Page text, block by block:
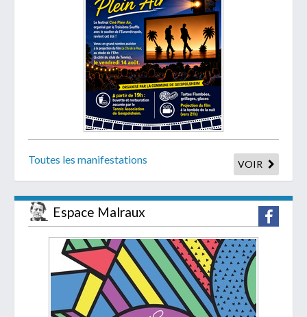
Toutes les manifestations VOIR
Espace Malraux